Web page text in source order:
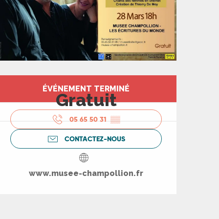
et
ÉVÉNEMENT TERMINÉ
Gratuit
05 65 50 31 ▒▒
CONTACTEZ-NOUS
www.musee-champollion.fr